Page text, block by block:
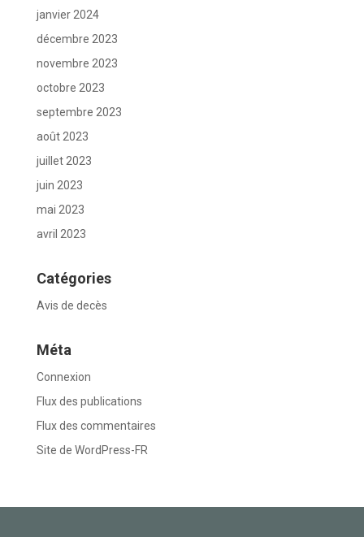
janvier 2024
décembre 2023
novembre 2023
octobre 2023
septembre 2023
août 2023
juillet 2023
juin 2023
mai 2023
avril 2023
Catégories
Avis de decès
Méta
Connexion
Flux des publications
Flux des commentaires
Site de WordPress-FR